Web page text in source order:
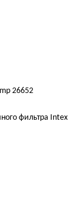
26652
фильтра Intex